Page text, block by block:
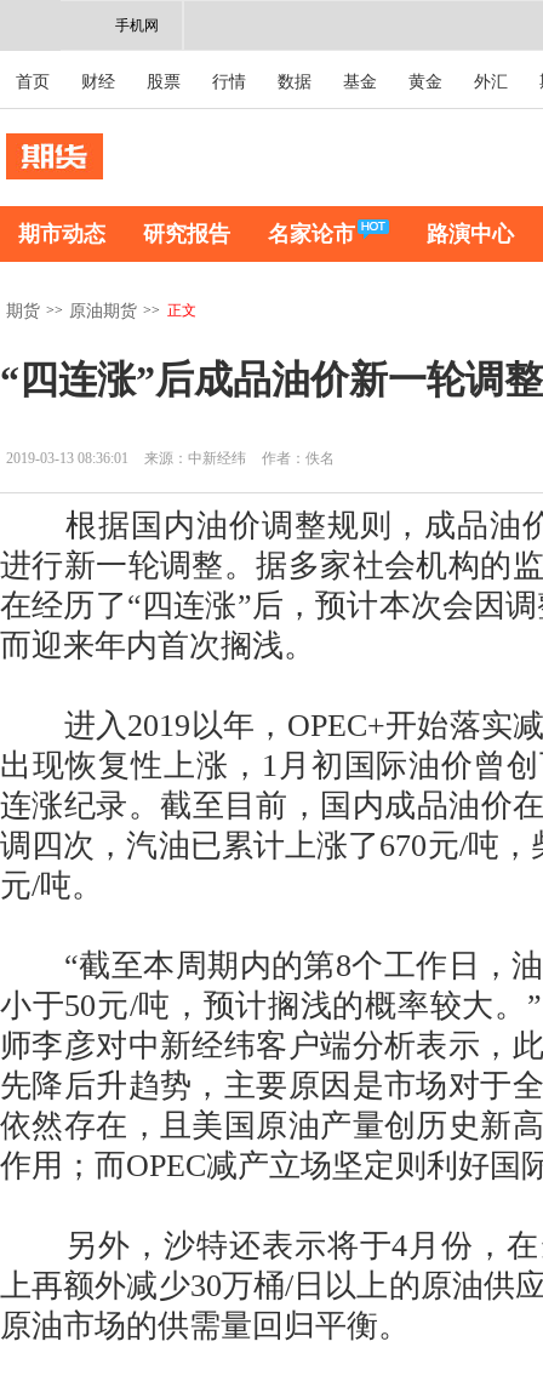
手机网
首页 财经 股票 行情 数据 基金 黄金 外汇
期市动态 研究报告 名家论市 路演中心
期货 >> 原油期货 >> 正文
“四连涨”后成品油价新一轮调
2019-03-13 08:36:01 来源：中新经纬 作者：佚名
根据国内油价调整规则，成品油
进行新一轮调整。据多家社会机构的
在经历了“四连涨”后，预计本次会因
而迎来年内首次搁浅。
进入2019以年，OPEC+开始落实
出现恢复性上涨，1月初国际油价曾
连涨纪录。截至目前，国内成品油价
调四次，汽油已累计上涨了670元/吨，
元/吨。
“截至本周期内的第8个工作日，油
小于50元/吨，预计搁浅的概率较大。
师李彦对中新经纬客户端分析表示，
先降后升趋势，主要原因是市场对于
依然存在，且美国原油产量创历史新
作用；而OPEC减产立场坚定则利好国
另外，沙特还表示将于4月份，在
上再额外减少30万桶/日以上的原油供
原油市场的供需量回归平衡。